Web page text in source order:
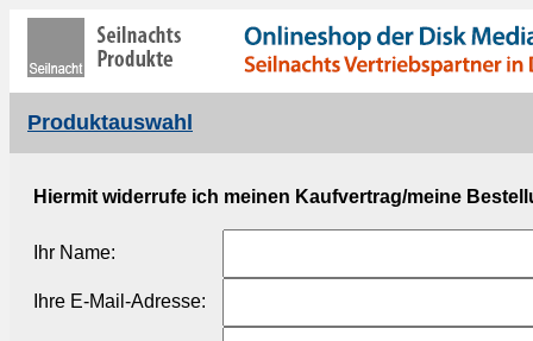
Produktauswahl
Hiermit widerrufe ich meinen Kaufvertrag/meine
Ihr Name:
Ihre E-Mail-Adresse: